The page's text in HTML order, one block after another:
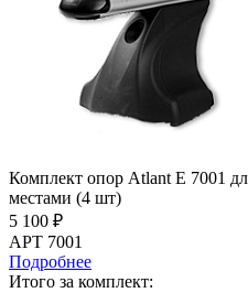
Комплект опор Atlant E 7001
местами (4 шт)
5 100 ₽
АРТ 7001
Подробнее
Итого за комплект: